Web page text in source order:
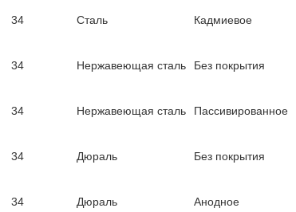
34 Сталь Кадмиевое
34 Нержавеющая сталь Без покрытия
34 Нержавеющая сталь Пассивированное
34 Дюраль Без покрытия
34 Дюраль Анодное